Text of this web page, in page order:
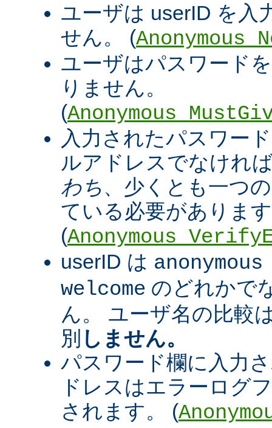
ユーザは userID を入
せん。 (
ユーザはパスワード
りません。
(
入力されたパスワー
ルアドレスでなけれ
わち、少くとも一つ
ている必要がありま
(
userID は
welcome のどれかで
ん。 ユーザ名の比較
別 しません。
パスワード欄に入力
ドレスはエラーログ
されます。 (